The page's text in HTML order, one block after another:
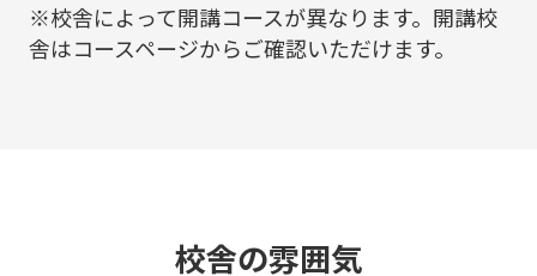
※校舎によって開講コースが異なります。開講校
舎はコースページからご確認いただけます。
校舎の雰囲気